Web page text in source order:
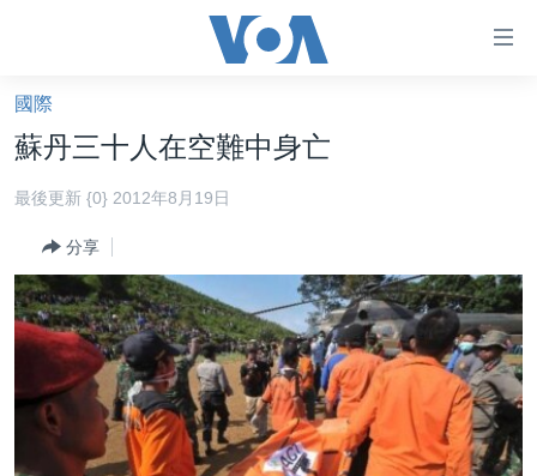
礙
鏈
接
跳
內
容
跳
航
美國大選2024
港澳
台灣
美中關係
海外港人
新聞自由
揭謊頻道
美國
國際
蘇丹三十人在空難中身亡
最後更新 {0} 2012年8月19日
分享